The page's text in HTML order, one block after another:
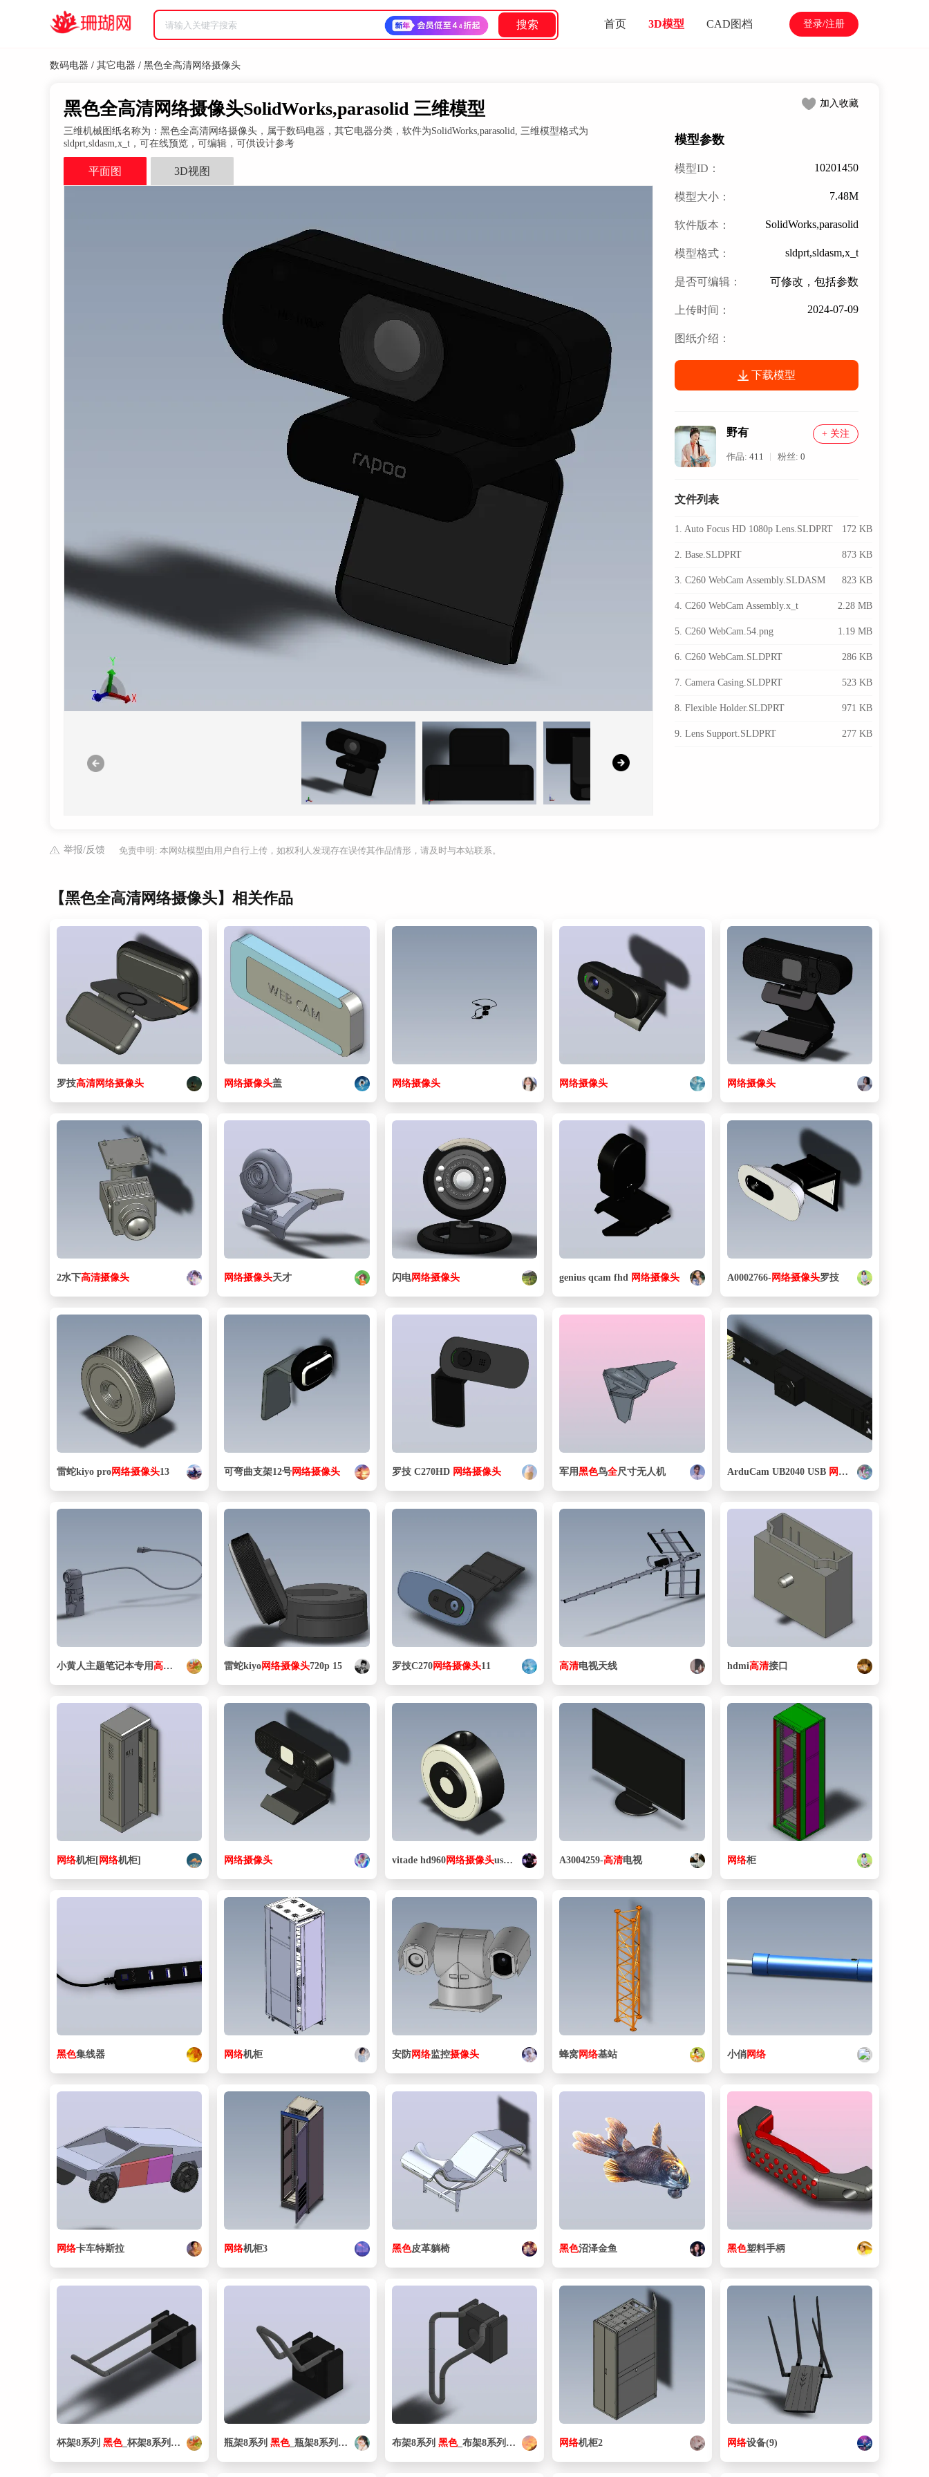
搜索 首页 3D模型 CAD图档 登录/注册
数码电器 / 其它电器 / 黑色全高清网络摄像头
黑色全高清网络摄像头SolidWorks,parasolid 三维模型
三维机械图纸名称为：黑色全高清网络摄像头，属于数码电器，其它电器分类，软件为SolidWorks,parasolid, 三维模型格式为
sldprt,sldasm,x_t，可在线预览，可编辑，可供设计参考
平面图 3D视图
加入收藏
模型参数
模型ID： 10201450
模型大小： 7.48M
软件版本： SolidWorks,parasolid
模型格式： sldprt,sldasm,x_t
是否可编辑： 可修改，包括参数
上传时间： 2024-07-09
图纸介绍：
下载模型
野有
作品:411 粉丝:0
+ 关注
文件列表
1. Auto Focus HD 1080p Lens.SLDPRT 172 KB
2. Base.SLDPRT 873 KB
3. C260 WebCam Assembly.SLDASM 823 KB
4. C260 WebCam Assembly.x_t 2.28 MB
5. C260 WebCam.54.png 1.19 MB
6. C260 WebCam.SLDPRT 286 KB
7. Camera Casing.SLDPRT 523 KB
8. Flexible Holder.SLDPRT 971 KB
9. Lens Support.SLDPRT 277 KB
举报/反馈 免责申明: 本网站模型由用户自行上传，如权利人发现存在误传其作品情形，请及时与本站联系。
【黑色全高清网络摄像头】相关作品
罗技高清网络摄像头 网络摄像头盖 网络摄像头 网络摄像头 网络摄像头
2水下高清摄像头 网络摄像头天才 闪电网络摄像头 genius qcam fhd 网络摄像头 A0002766-网络摄像头罗技
雷蛇kiyo pro网络摄像头13 可弯曲支架12号网络摄像头 罗技 C270HD 网络摄像头 军用黑色鸟全尺寸无人机 ArduCam UB2040 USB 网络 摄像头
小黄人主题笔记本专用高清 摄像头 雷蛇kiyo网络摄像头720p 15 罗技C270网络摄像头11 高清电视天线 hdmi高清接口
网络机柜[ 网络机柜] 网络摄像头 vitade hd960网络摄像头usbl 408h4 11 A3004259-高清电视 网络柜
黑色集线器 网络机柜 安防网络监控摄像头 蜂窝网络基站 小俏网络
网络卡车特斯拉 网络机柜3 黑色皮革躺椅 黑色沼泽金鱼 黑色塑料手柄
杯架8系列 黑色_杯架8系列 黑色 瓶架8系列黑色_瓶架8系列 黑色 布架8系列 黑色_布架8系列 黑色 网络机柜2 网络设备(9)